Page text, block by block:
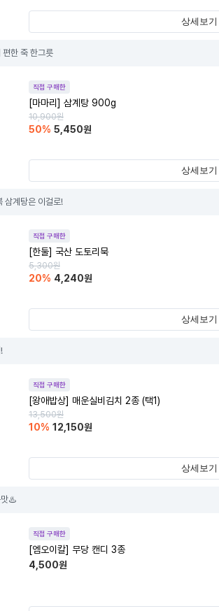
상세보기
편한 죽 한그릇
직접 구매한
[마마리] 삼계탕 900g
10,900원
50% 5,450원
상세보기
삼계탕은 이걸로!
직접 구매한
[한둘] 국산 도토리묵
5,300원
20% 4,240원
상세보기
직접 구매한
[왕애밥상] 매운실비김치 2종 (택1)
13,500원
10% 12,150원
상세보기
맛♨️
직접 구매한
[엠오이칼] 무당 캔디 3종
4,500원